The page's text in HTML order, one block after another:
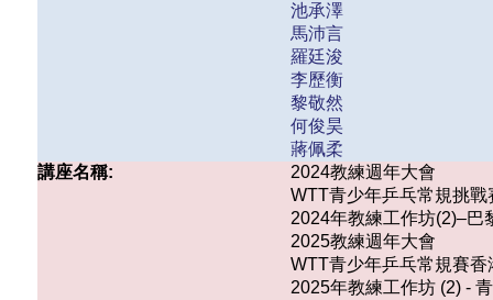
池承澤
馬沛言
羅廷浚
李歷衡
黎敬然
何俊昊
蔣佩柔
講座名稱:
2024教練週年大會
WTT青少年乒乓常規挑
2024年教練工作坊(2)–巴
2025教練週年大會
WTT青少年乒乓常規賽香
2025年教練工作坊 (2) -